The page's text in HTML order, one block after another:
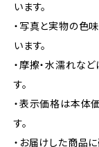
います。
・写真と実物の色
います。
・摩擦・水濡れな
す。
・表示価格は本体
す。
・お届けした商品